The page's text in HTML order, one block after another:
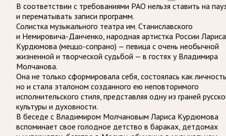
В соответствии с требованиями РАО нельзя ставить на
и перематывать записи программ.
Солистка музыкального театра им. Станиславского
и Немировича-Данченко, народная артистка России Лариса
Курдюмова (меццо-сопрано) — певица с очень необычной
жизненной и творческой судьбой — в гостях у Владимира
Молчанова.
Она не только сформировала себя, состоялась как
но и стала эталоном созданного ею неповторимого
исполнительского стиля, представляя одну из граней
культуры и духовности.
В беседе с Владимиром Молчановым Лариса Курдюмова
вспоминает свое голодное детство в бараках, детдомах